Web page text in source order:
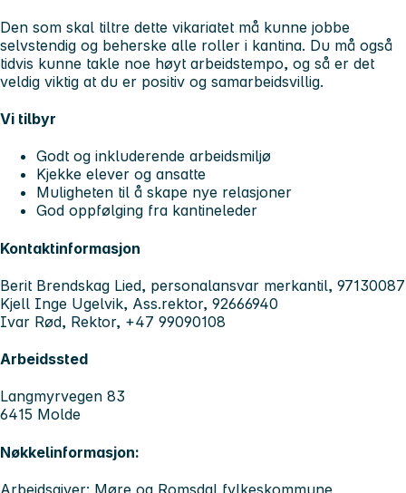
Den som skal tiltre dette vikariatet må kunne jobbe
selvstendig og beherske alle roller i kantina. Du må også
tidvis kunne takle noe høyt arbeidstempo, og så er det
veldig viktig at du er positiv og samarbeidsvillig.
Vi tilbyr
Godt og inkluderende arbeidsmiljø
Kjekke elever og ansatte
Muligheten til å skape nye relasjoner
God oppfølging fra kantineleder
Kontaktinformasjon
Berit Brendskag Lied, personalansvar merkantil, 97130087
Kjell Inge Ugelvik, Ass.rektor, 92666940
Ivar Rød, Rektor, +47 99090108
Arbeidssted
Langmyrvegen 83
6415 Molde
Nøkkelinformasjon:
Arbeidsgiver: Møre og Romsdal fylkeskommune